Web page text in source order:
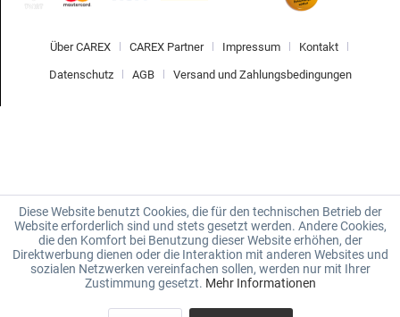
Über CAREX CAREX Partner Impressum Kontakt
Datenschutz AGB Versand und Zahlungsbedingungen
Diese Website benutzt Cookies, die für den technischen Betrieb der
Website erforderlich sind und stets gesetzt werden. Andere Cookies,
die den Komfort bei Benutzung dieser Website erhöhen, der
Direktwerbung dienen oder die Interaktion mit anderen Websites und
sozialen Netzwerken vereinfachen sollen, werden nur mit Ihrer
Zustimmung gesetzt. Mehr Informationen